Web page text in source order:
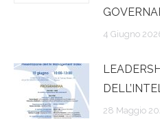
4 Giugno
28 Maggio